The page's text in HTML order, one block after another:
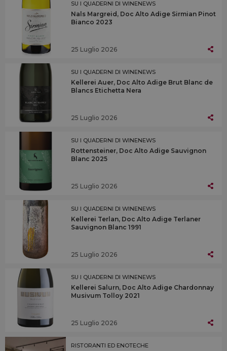
SU I QUADERNI DI WINENEWS
Nals Margreid, Doc Alto Adige Sirmian Pinot
Bianco 2023
25 Luglio 2026
SU I QUADERNI DI WINENEWS
Kellerei Auer, Doc Alto Adige Brut Blanc de
Blancs Etichetta Nera
25 Luglio 2026
SU I QUADERNI DI WINENEWS
Rottensteiner, Doc Alto Adige Sauvignon
Blanc 2025
25 Luglio 2026
SU I QUADERNI DI WINENEWS
Kellerei Terlan, Doc Alto Adige Terlaner
Sauvignon Blanc 1991
25 Luglio 2026
SU I QUADERNI DI WINENEWS
Kellerei Salurn, Doc Alto Adige Chardonnay
Musivum Tolloy 2021
25 Luglio 2026
RISTORANTI ED ENOTECHE